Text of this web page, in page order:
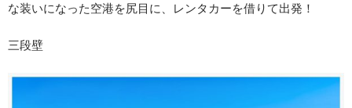
な装いになった空港を尻目に、レンタカーを借りて出発！
三段壁